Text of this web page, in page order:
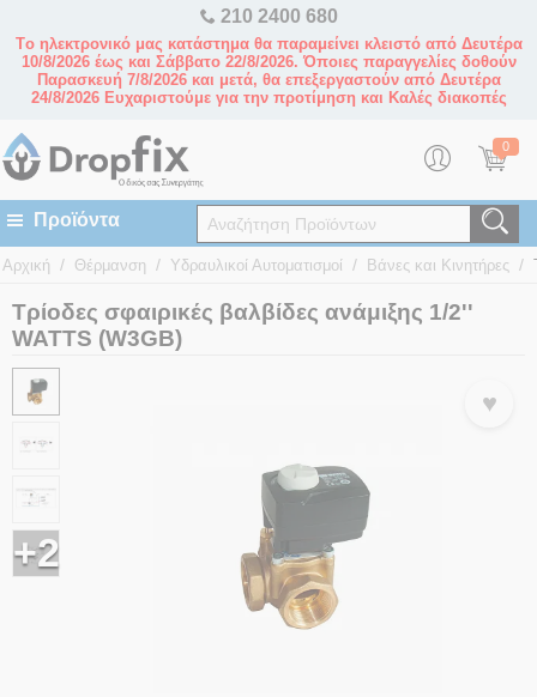
210 2400 680
Tο ηλεκτρονικό μας κατάστημα θα παραμείνει κλειστό από Δευτέρα
10/8/2026 έως και Σάββατο 22/8/2026. Όποιες παραγγελίες δοθούν
Παρασκευή 7/8/2026 και μετά, θα επεξεργαστούν από Δευτέρα
24/8/2026 Ευχαριστούμε για την προτίμηση και Καλές διακοπές
0
Αρχική / Θέρμανση / Υδραυλικοί Αυτοματισμοί / Βάνες και Κινητήρες /
Τρίοδες σφαιρικές βαλβίδες ανάμιξης 1/2''
WATTS (W3GB)
♥
+2